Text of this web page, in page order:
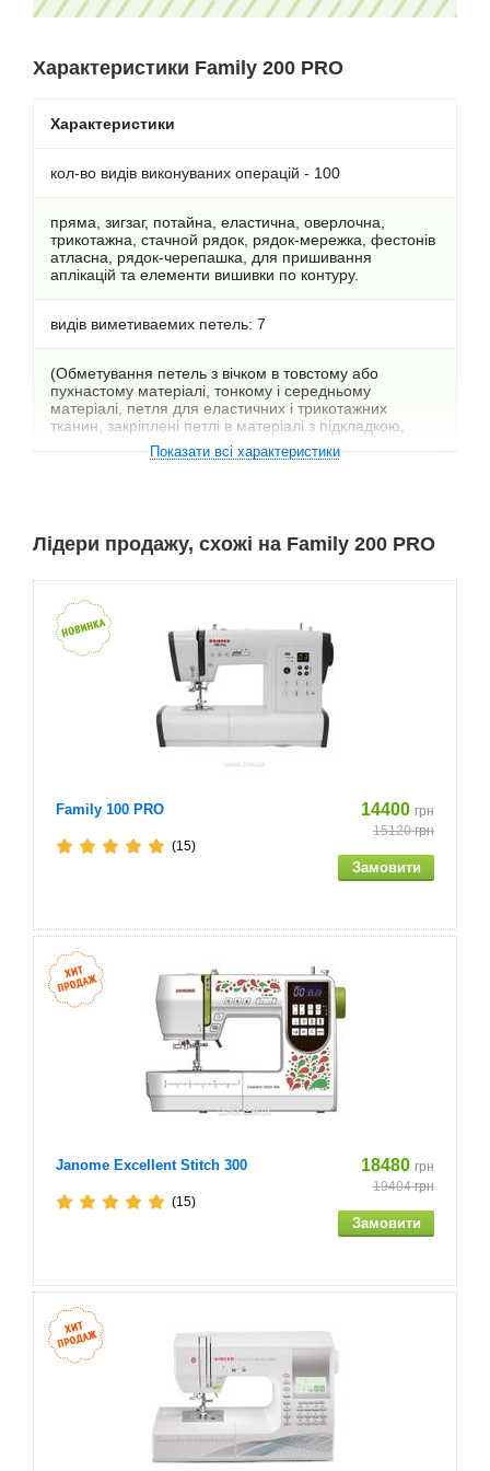
Характеристики Family 200 PRO
Характеристики
кол-во видів виконуваних операцій - 100
пряма, зигзаг, потайна, еластична, оверлочна,
трикотажна, стачной рядок, рядок-мережка, фестонів
атласна, рядок-черепашка, для пришивання
аплікацій та елементи вишивки по контуру.
видів виметиваемих петель: 7
(Обметування петель з вічком в товстому або
пухнастому матеріалі, тонкому і середньому
матеріалі, петля для еластичних і трикотажних
тканин, закріплені петлі в матеріалі з підкладкою,
горизонтальна петля, пряма).
лапка універсальна
Лапка для автоматичного виконання петлі
Лапка для потайного шва
Оверлочная лапка pro
Набір голок 5шт. (4 шт. І 1 подвійна)
розпорювач
Щіточка від пилу
DVD інструкція
мягкий чохол
Докладна інструкція російською мовою
Показати всі характеристики
Лідери продажу, схожі на Family 200 PRO
Family 100 PRO 14400 грн
15120грн
(15)
Janome Excellent Stitch 300 18480 грн
19404грн
(15)